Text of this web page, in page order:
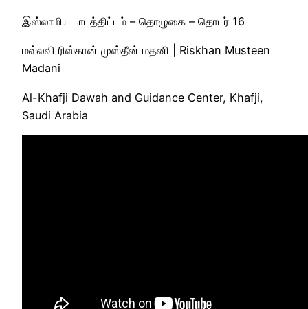
இஸ்லாமிய பாடத்திட்டம் – தொழுகை – தொடர் 16
மவ்லவி ரிஸ்கான் முஸ்தீன் மதனி | Riskhan Musteen
Madani
Al-Khafji Dawah and Guidance Center, Khafji,
Saudi Arabia